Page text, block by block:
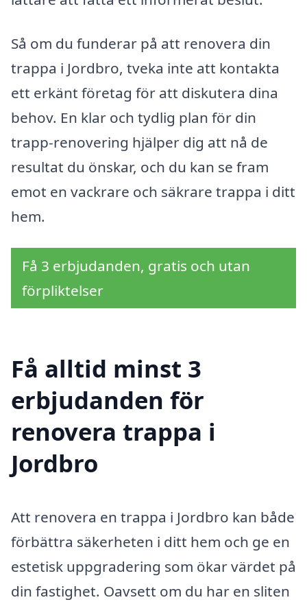
Så om du funderar på att renovera din
trappa i Jordbro, tveka inte att kontakta
ett erkänt företag för att diskutera dina
behov. En klar och tydlig plan för din
trapp-renovering hjälper dig att nå de
resultat du önskar, och du kan se fram
emot en vackrare och säkrare trappa i ditt
hem.
Få 3 erbjudanden, gratis och utan
förpliktelser
Få alltid minst 3
erbjudanden för
renovera trappa i
Jordbro
Att renovera en trappa i Jordbro kan både
förbättra säkerheten i ditt hem och ge en
estetisk uppgradering som ökar värdet på
din fastighet. Oavsett om du har en sliten